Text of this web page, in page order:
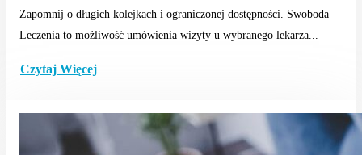
Zapomnij o długich kolejkach i ograniczonej dostępności. Swoboda
Leczenia to możliwość umówienia wizyty u wybranego lekarza...
Czytaj Więcej